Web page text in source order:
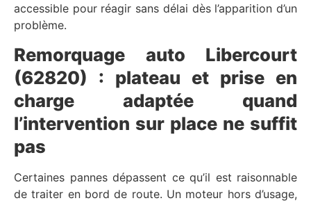
accessible pour réagir sans délai dès l’apparition d’un
problème.
Remorquage auto Libercourt
(62820) : plateau et prise en
charge adaptée quand
l’intervention sur place ne suffit
pas
Certaines pannes dépassent ce qu’il est raisonnable
de traiter en bord de route. Un moteur hors d’usage,